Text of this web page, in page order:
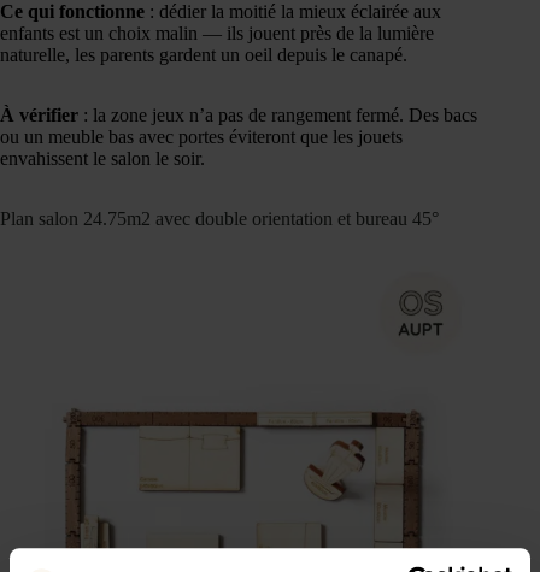
Ce qui fonctionne : dédier la moitié la mieux éclairée aux
enfants est un choix malin — ils jouent près de la lumière
naturelle, les parents gardent un oeil depuis le canapé.
À vérifier : la zone jeux n’a pas de rangement fermé. Des bacs
ou un meuble bas avec portes éviteront que les jouets
envahissent le salon le soir.
Plan salon 24.75m2 avec double orientation et bureau 45°